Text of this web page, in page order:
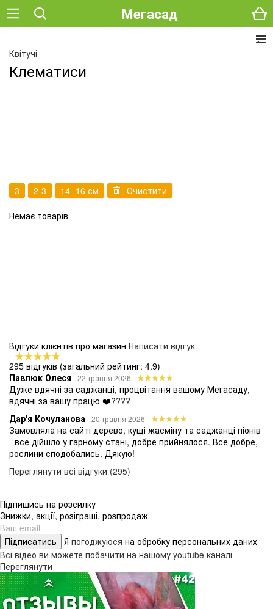
Мегасад
Квітучі
Клематиси
3 2-3 14 -16 см Очистити
Немає товарів
Відгуки клієнтів про магазин Написати відгук
295 відгуків (загальний рейтинг: 4.9)
Павлюк Олеся
22 травня 2026
Дуже вдячні за саджанці, процвітання вашому Мегасаду,
вдячні за вашу працю ❤️????
Дар'я Кочуланова 20 травня 2026
Замовляла на сайті дерево, кущі жасміну та саджанці піонів
- все дійшло у гарному стані, добре прийнялося. Все добре,
рослини сподобались. Дякую!
Переглянути всі відгуки (295)
Підпишись на розсилку
Знижки, акції, розіграші, розпродаж
Підписатись Я погоджуюся на обробку персональних даних
Всі відео ви можете побачити на нашому youtube каналі
Переглянути